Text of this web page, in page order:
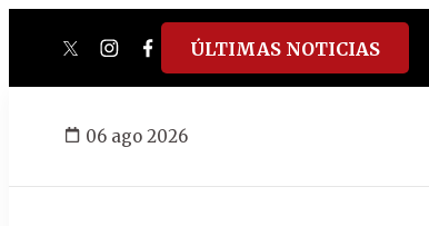
twitterinstagram
facebook
tiktokyoutube
spotify
ÚLTIMAS NOTICIAS
06 ago 2026